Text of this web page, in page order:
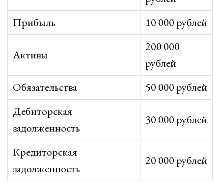
Прибыль
10 000 рублей
Активы
200 000
рублей
Обязательства
50 000 рублей
Дебиторская
задолженность
30 000 рублей
Кредиторская
задолженность
20 000 рублей